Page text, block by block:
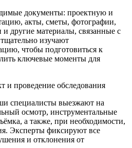
документы: проектную и
акты, сметы, фотографии,
другие материалы, связанные с
изучают
чтобы подготовиться к
ключевые моменты для
и проведение обследования
специалисты выезжают на
осмотр, инструментальные
а также, при необходимости,
Эксперты фиксируют все
и отклонения от